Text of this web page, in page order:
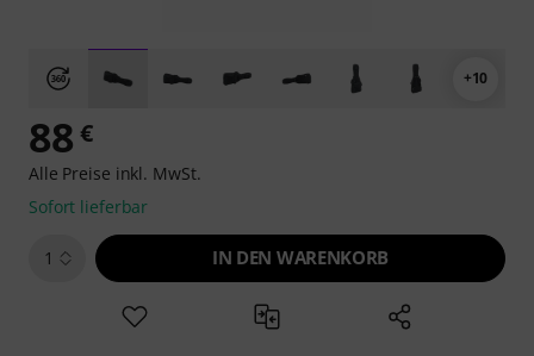
+10
88 €
Alle Preise inkl. MwSt.
Sofort lieferbar
1 IN DEN WARENKORB